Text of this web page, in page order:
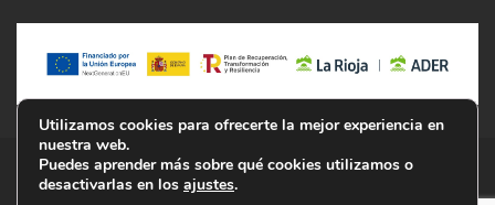
© Inmobiliaria Iregua
Utilizamos cookies para ofrecerte la mejor experiencia en
nuestra web.
Puedes aprender más sobre qué cookies utilizamos o
desactivarlas en los ajustes.